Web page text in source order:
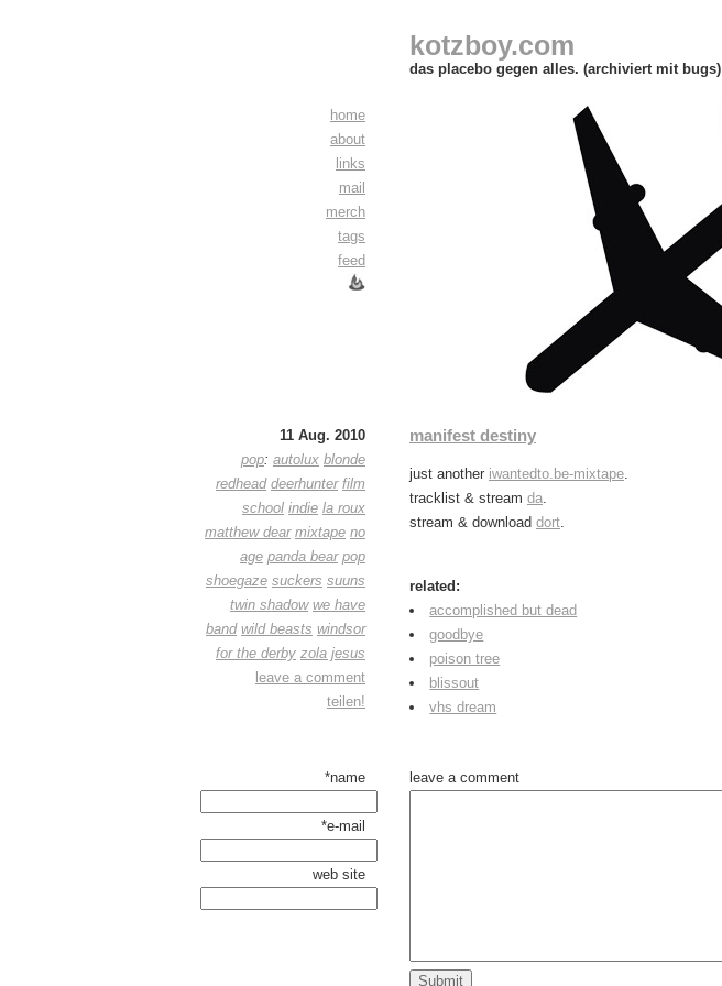
kotzboy.com
das placebo gegen alles. (archiviert mit bugs)
home
about
links
mail
merch
tags
feed
11 Aug. 2010
pop: autolux blonde
redhead deerhunter film
school indie la roux
matthew dear mixtape no
age panda bear pop
shoegaze suckers suuns
twin shadow we have
band wild beasts windsor
for the derby zola jesus
leave a comment
teilen!
manifest destiny
just another iwantedto.be-mixtape.
tracklist & stream da.
stream & download dort.
related:
accomplished but dead
goodbye
poison tree
blissout
vhs dream
*name
*e-mail
web site
leave a comment